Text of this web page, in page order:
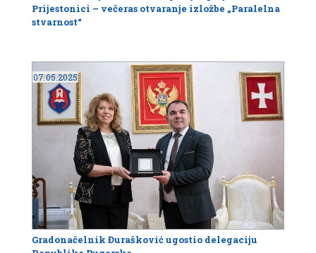
Prijestonici – večeras otvaranje izložbe „Paralelna
stvarnost“
07.05.2025
Gradonačelnik Đurašković ugostio delegaciju